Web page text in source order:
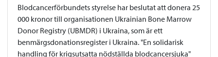
Blodcancerförbundets styrelse har beslutat att donera 25
000 kronor till organisationen Ukrainian Bone Marrow
Donor Registry (UBMDR) i Ukraina, som är ett
benmärgsdonationsregister i Ukraina. "En solidarisk
handling för krigsutsatta nödställda blodcancersjuka"